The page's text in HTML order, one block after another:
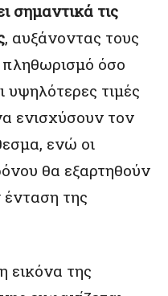
σημαντικά τις
, αυξάνοντας τους
πληθωρισμό όσο
υψηλότερες τιμές
ενισχύσουν τον
ενώ οι
θα εξαρτηθούν
ένταση της
εικόνα της